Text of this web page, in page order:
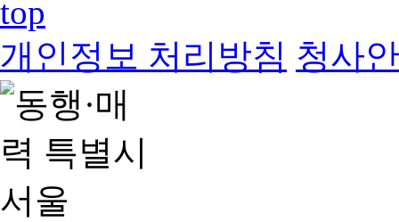
개인정보 처리방침 청사